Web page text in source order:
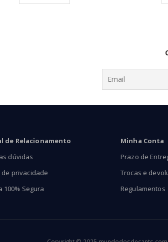
de Relacionamento
dúvidas
de privacidade
100% Segura
Minha Conta
Prazo de
Trocas e
Regulamentos